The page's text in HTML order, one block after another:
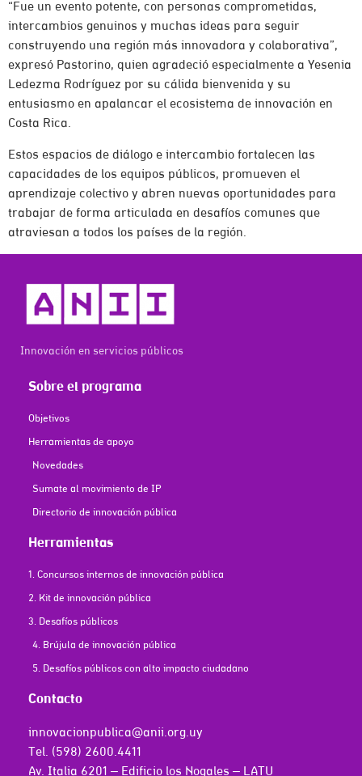
“Fue un evento potente, con personas comprometidas,
intercambios genuinos y muchas ideas para seguir
construyendo una región más innovadora y colaborativa”,
expresó Pastorino, quien agradeció especialmente a Yesenia
Ledezma Rodríguez por su cálida bienvenida y su
entusiasmo en apalancar el ecosistema de innovación en
Costa Rica.
Estos espacios de diálogo e intercambio fortalecen las
capacidades de los equipos públicos, promueven el
aprendizaje colectivo y abren nuevas oportunidades para
trabajar de forma articulada en desafíos comunes que
atraviesan a todos los países de la región.
Innovación en servicios públicos
Sobre el programa
Objetivos
Herramientas de apoyo
Novedades
Sumate al movimiento de IP
Directorio de innovación pública
Herramientas
1. Concursos internos de innovación pública
2. Kit de innovación pública
3. Desafíos públicos
4. Brújula de innovación pública
5. Desafíos públicos con alto impacto ciudadano
Contacto
innovacionpublica@anii.org.uy
Tel. (598) 2600.4411
Av. Italia 6201 – Edificio los Nogales – LATU